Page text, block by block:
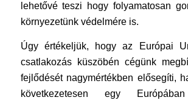
lehetővé teszi hogy folyamatosan
környezetünk védelmére is.
Úgy értékeljük, hogy az Európai
csatlakozás küszöbén cégünk
fejlődését nagymértékben elősegíti,
következetesen egy